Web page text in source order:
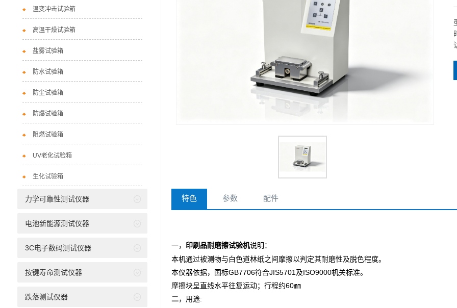
特色 参数 配件
一， 印刷品耐磨擦试验机说明：
本机通过被测物与白色道林纸之间摩擦以判定其耐磨性及脱色程度。
本仪器依据，国标GB7706符合JIS5701及ISO9000机关标准。
摩擦块呈直线水平往复运动；行程约60㎜
二， 用途:
温变冲击试验箱
高温干燥试验箱
盐雾试验箱
防水试验箱
防尘试验箱
防爆试验箱
阻燃试验箱
UV老化试验箱
生化试验箱
力学可靠性测试仪器
电池新能源测试仪器
3C电子数码测试仪器
按键寿命测试仪器
跌落测试仪器